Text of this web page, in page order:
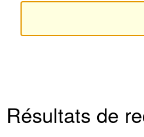
Résultats de